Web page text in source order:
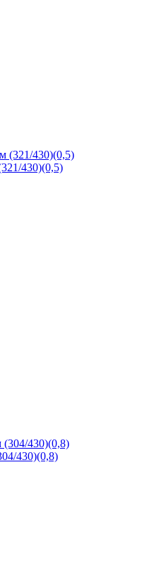
430)(0,5)
430)(0,8)